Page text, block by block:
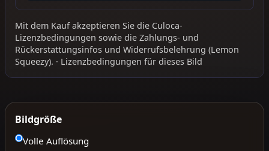
Mit dem Kauf akzeptieren Sie die Culoca-
Lizenzbedingungen sowie die Zahlungs- und
Rückerstattungsinfos und Widerrufsbelehrung (Lemon
Squeezy). · Lizenzbedingungen für dieses Bild
Bildgröße
Volle Auflösung